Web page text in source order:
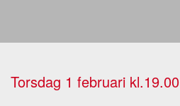
Torsdag 1 februari kl.19.00